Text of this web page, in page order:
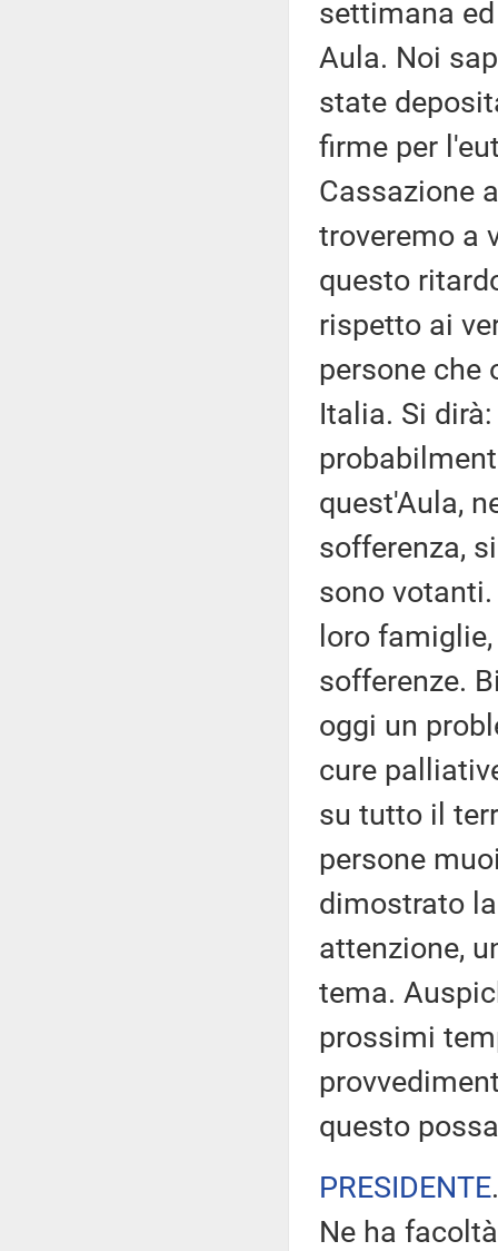
settimana
Aula. Noi
state
firme per
Cassazione
troveremo a
questo
rispetto ai
persone che
Italia. Si
quest'Aula,
sofferenza,
sono
loro
sofferenze.
oggi un
cure
su tutto il
persone
dimostrato
attenzione,
tema.
prossimi
questo
PRESIDENTE
Ne ha